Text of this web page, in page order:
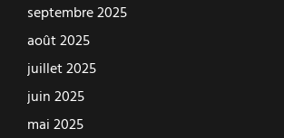
septembre 2025
août 2025
juillet 2025
juin 2025
mai 2025